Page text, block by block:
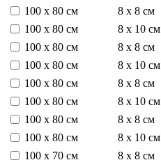
100 х 80 см
8 х 8 см
100 х 80 см
8 х 10 см
100 х 80 см
8 х 8 см
100 х 80 см
8 х 10 см
100 х 80 см
8 х 8 см
100 х 80 см
8 х 10 см
100 х 80 см
8 х 8 см
100 х 80 см
8 х 10 см
100 х 70 см
8 х 8 см